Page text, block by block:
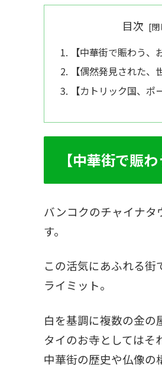
目次
【中華街で賑わう、
【偶然発見された、
【カトリック国、ポ
【中華街で賑
バンコクのチャイナタ
す。
この活気にあふれる
ライミット。
白を基調に複数の金の
タイのお寺としてはそ
中華街の歴史や仏像の